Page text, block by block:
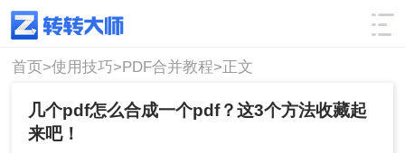
使用技巧 筛选
首页>使用技巧>PDF合并教程>正文
几个pdf怎么合成一个pdf？这3个方法收藏起
来吧！